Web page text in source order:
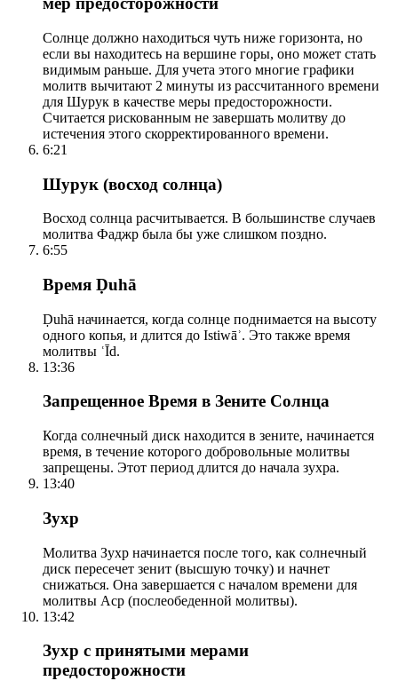
Солнце должно находиться чуть ниже горизонта, но
если вы находитесь на вершине горы, оно может стать
видимым раньше. Для учета этого многие графики
молитв вычитают 2 минуты из рассчитанного времени
для Шурук в качестве меры предосторожности.
Считается рискованным не завершать молитву до
истечения этого скорректированного времени.
6:21
Шурук (восход солнца)
Восход солнца расчитывается. В большинстве случаев
молитва Фаджр была бы уже слишком поздно.
6:55
Время Ḍuhā
Ḍuhā начинается, когда солнце поднимается на высоту
одного копья, и длится до Istiwāʾ. Это также время
молитвы ʿĪd.
13:36
Запрещенное Время в Зените Солнца
Когда солнечный диск находится в зените, начинается
время, в течение которого добровольные молитвы
запрещены. Этот период длится до начала зухра.
13:40
Зухр
Молитва Зухр начинается после того, как солнечный
диск пересечет зенит (высшую точку) и начнет
снижаться. Она завершается с началом времени для
молитвы Аср (послеобеденной молитвы).
13:42
Зухр с принятыми мерами
предосторожности